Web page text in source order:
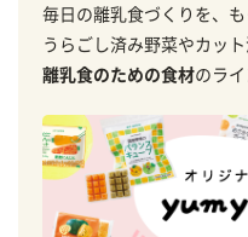
毎日の離乳食づくりを、も
うらごし済み野菜やカッ
離乳食のための食材のラ